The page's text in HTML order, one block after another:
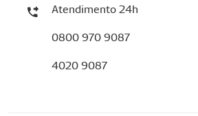
Atendimento 24h
0800 970 9087
4020 9087